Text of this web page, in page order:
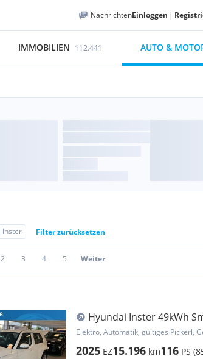
NachrichtenEinloggen |
IMMOBILIEN 112.441 AUTO &
Inster Filter zurücksetzen
2 3 4 5 Weiter
Hyundai Inster 49kWh
Elektro, Automatik, gültiges Pickerl,
2025 EZ15.196 km116 PS